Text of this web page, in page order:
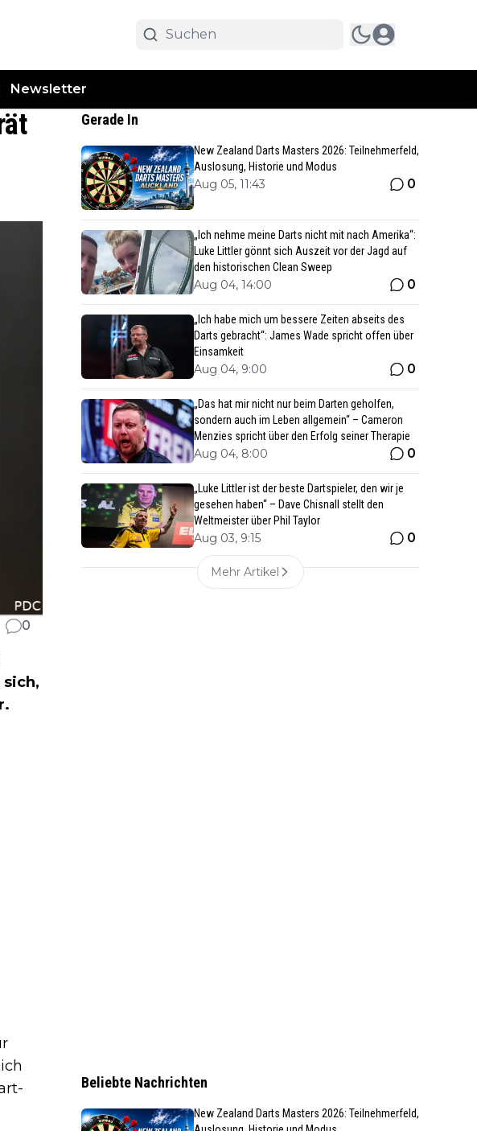
Newsletter
0
Gerade In
New Zealand Darts Masters 2026: Teilnehmerfeld,
Auslosung, Historie und Modus
Aug 05, 11:43 0
„Ich nehme meine Darts nicht mit nach Amerika“:
Luke Littler gönnt sich Auszeit vor der Jagd auf
den historischen Clean Sweep
Aug 04, 14:00 0
„Ich habe mich um bessere Zeiten abseits des
Darts gebracht“: James Wade spricht offen über
Einsamkeit
Aug 04, 9:00 0
„Das hat mir nicht nur beim Darten geholfen,
sondern auch im Leben allgemein“ – Cameron
Menzies spricht über den Erfolg seiner Therapie
Aug 04, 8:00 0
„Luke Littler ist der beste Dartspieler, den wir je
gesehen haben“ – Dave Chisnall stellt den
Weltmeister über Phil Taylor
Aug 03, 9:15 0
Mehr Artikel
Beliebte Nachrichten
New Zealand Darts Masters 2026: Teilnehmerfeld,